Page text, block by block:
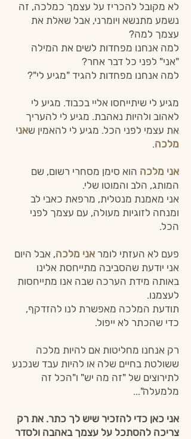
לא מקובל להכריז על עצמך כמלכה, זה
נשמע מתנשא ויומרני, אבל שאלת את
עצמך למה?
למה אנחנו מפחדות לשים את המילה
"אני" לפני כל דבר אחר?
למה אנחנו מפחדות להגיד "מגיע לי"?
​מגיע לי שיתייחסו אליי בכבוד. מגיע לי
לאהוב ולהיות נאהבת. מגיע לי להעריך
את עצמי לפני הכל.​ מגיע לי להאמין שאני
מלכה.
אני מלכה הוא סימן מסחרי רשום, שם
המותג, הלב והמוטו שלי.​
אני מאמנת מנטלית, מרפאת כאבי לב
ומנחה לזוגיות מעולה, עם עצמך לפני
הכל.​
פעם לא העזתי לומר אני מלכה, אבל היום
אני יודעת שהסביבה מתייחסת אלינו
באותה מידת הערכה שבה אנו מתייחסות
לעצמנו.
תודעת המלכה מאפשרת לנו להזדקף,
כדי שהכתר לא ייפול.​
רק אנחנו מחליטות אם להיות מלכה
ששולטת בחיים שלה או להיות עבד שנכנע
לתירוצים של "זה מה יש" ו"הכל זה
מלמעלה"...
אני כאן כדי להזכיר שיש לך כתר. את רק
צריכה להסתכל על עצמך באהבה ולסדר